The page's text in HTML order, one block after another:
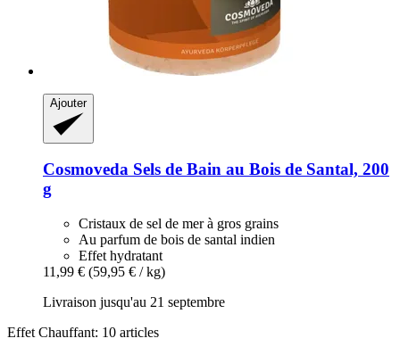
Ajouter
Cosmoveda Sels de Bain au Bois de Santal, 200
g
Cristaux de sel de mer à gros grains
Au parfum de bois de santal indien
Effet hydratant
11,99 € (59,95 € / kg)
Livraison jusqu'au 21 septembre
Effet Chauffant: 10 articles